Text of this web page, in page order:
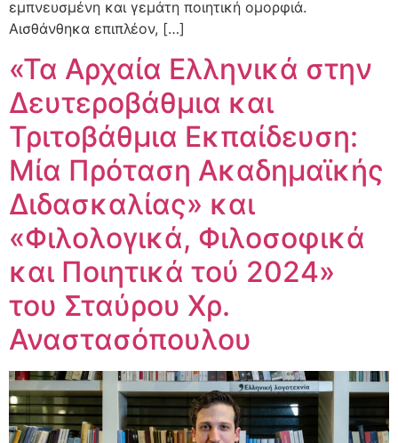
εμπνευσμένη και γεμάτη ποιητική ομορφιά.
Αισθάνθηκα επιπλέον, […]
«Τα Αρχαία Ελληνικά στην
Δευτεροβάθμια και
Τριτοβάθμια Εκπαίδευση:
Μία Πρόταση Ακαδημαϊκής
Διδασκαλίας» και
«Φιλολογικά, Φιλοσοφικά
και Ποιητικά τού 2024»
του Σταύρου Χρ.
Αναστασόπουλου